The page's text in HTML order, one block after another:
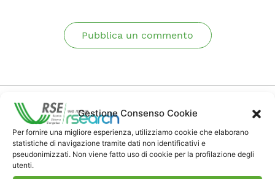
Gestione Consenso Cookie
Per fornire una migliore esperienza, utilizziamo cookie che elaborano
statistiche di navigazione tramite dati non identificativi e
pseudonimizzati. Non viene fatto uso di cookie per la profilazione degli
utenti.
Pubblica un commento
Contatti